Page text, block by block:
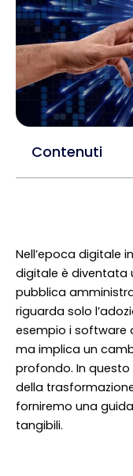
Nell’epoca digitale
digitale è diventata
pubblica
riguarda solo
esempio i software
ma implica un
profondo. In
della
forniremo una
tangibili.
Contenuti